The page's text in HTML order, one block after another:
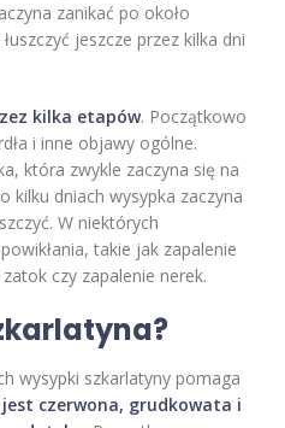
zanikać po około
jeszcze przez kilka dni
kilka etapów. Początkowo
i inne objawy ogólne.
która zwykle zaczyna się na
kilku dniach wysypka zaczyna
W niektórych
takie jak zapalenie
czy zapalenie nerek.
wysypki szkarlatyny pomaga
jest czerwona, grudkowata i